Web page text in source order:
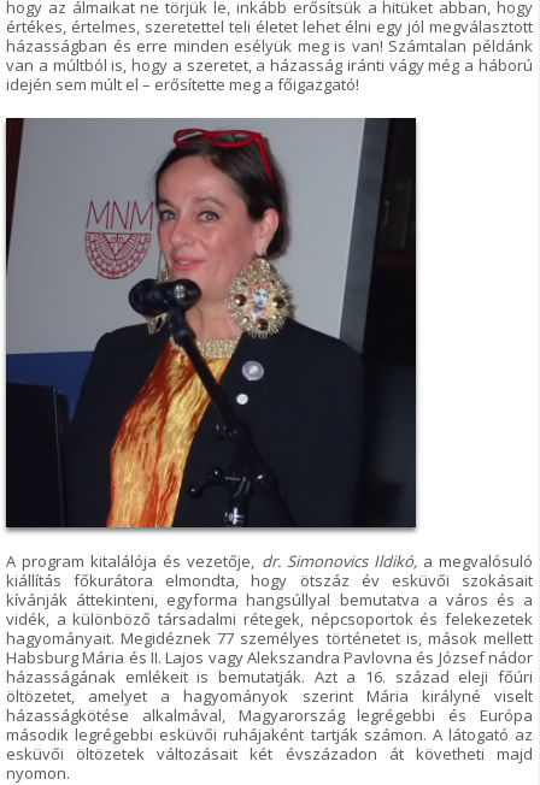
hogy az álmaikat ne törjük le, inkább erősítsük a hitüket abban, hogy
értékes, értelmes, szeretettel teli életet lehet élni egy jól megválasztott
házasságban és erre minden esélyük meg is van! Számtalan példánk
van a múltból is, hogy a szeretet, a házasság iránti vágy még a háború
idején sem múlt el – erősítette meg a főigazgató!
A program kitalálója és vezetője, dr. Simonovics Ildikó,a megvalósuló
kiállítás főkurátora elmondta, hogy ötszáz év esküvői szokásait
kívánják áttekinteni, egyforma hangsúllyal bemutatva a város és a
vidék, a különböző társadalmi rétegek, népcsoportok és felekezetek
hagyományait. Megidéznek 77 személyes történetet is, mások mellett
Habsburg Mária és II. Lajos vagy Alekszandra Pavlovna és József nádor
házasságának emlékeit is bemutatják. Azt a 16. század eleji főúri
öltözetet, amelyet a hagyományok szerint Mária királyné viselt
házasságkötése alkalmával, Magyarország legrégebbi és Európa
második legrégebbi esküvői ruhájaként tartják számon. A látogató az
esküvői öltözetek változásait két évszázadon át követheti majd
nyomon.